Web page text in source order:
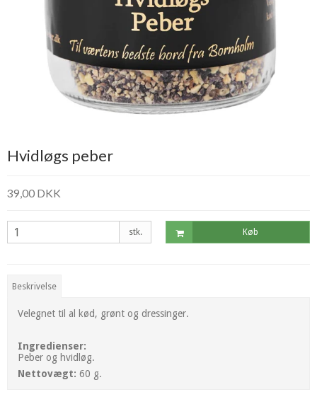
Hvidløgs peber
39,00 DKK
stk. Køb
Beskrivelse
Velegnet til al kød, grønt og dressinger.
Ingredienser:
Peber og hvidløg.
Nettovægt: 60 g.